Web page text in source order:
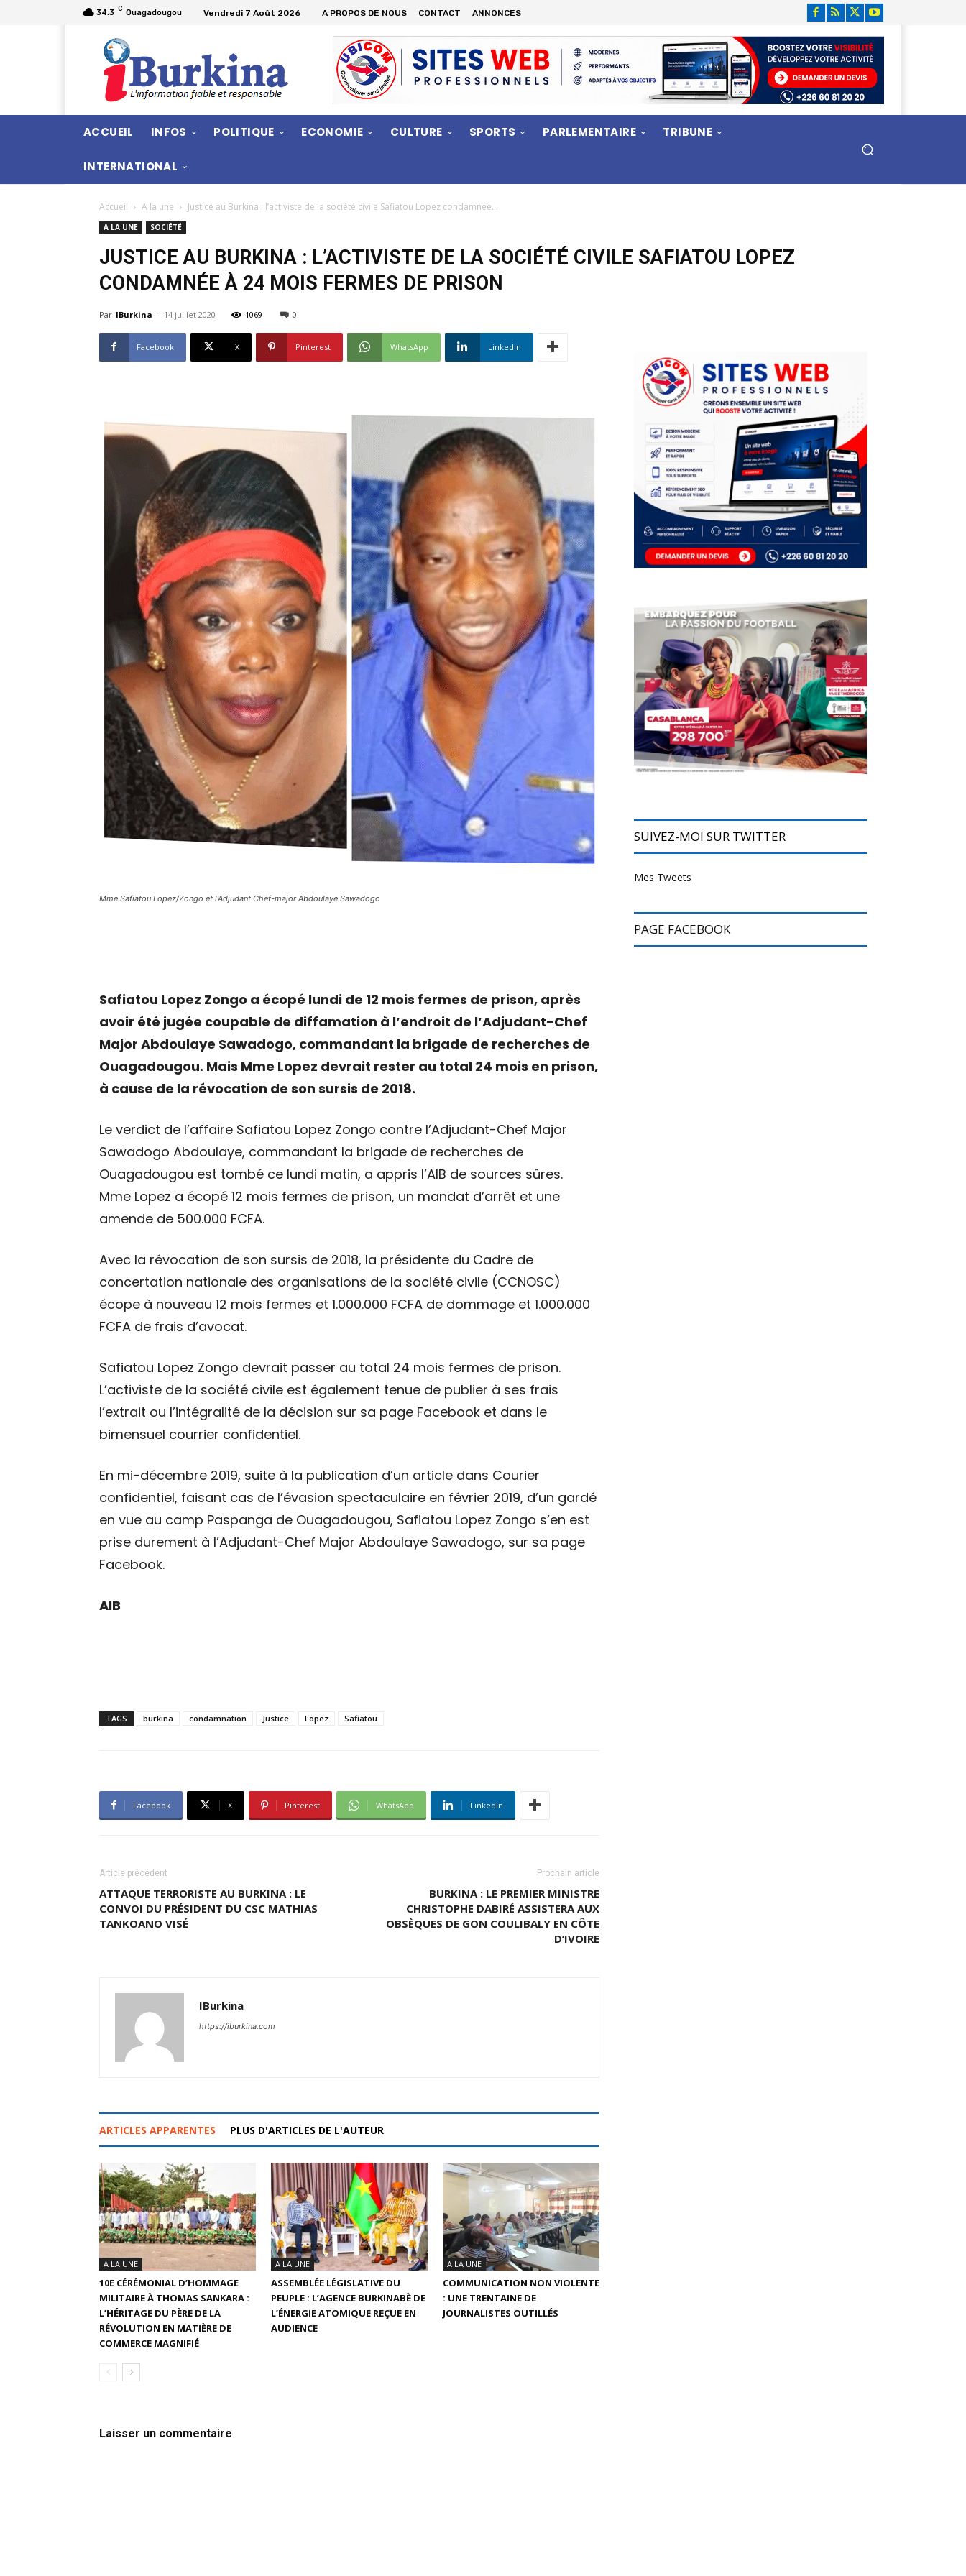
34.3 C Ouagadougou Vendredi 7 Août 2026 A PROPOS DE NOUS CONTACT ANNONCES
ACCUEIL INFOS POLITIQUE ECONOMIE CULTURE SPORTS PARLEMENTAIRE TRIBUNE
INTERNATIONAL
Accueil A la une Justice au Burkina : l’activiste de la société civile Safiatou Lopez condamnée...
A LA UNE SOCIÉTÉ
JUSTICE AU BURKINA : L’ACTIVISTE DE LA SOCIÉTÉ CIVILE SAFIATOU LOPEZ
CONDAMNÉE À 24 MOIS FERMES DE PRISON
Par IBurkina - 14 juillet 2020 1069 0
Facebook X Pinterest WhatsApp Linkedin
Mme Safiatou Lopez/Zongo et l'Adjudant Chef-major Abdoulaye Sawadogo
Safiatou Lopez Zongo a écopé lundi de 12 mois fermes de prison, après
avoir été jugée coupable de diffamation à l’endroit de l’Adjudant-Chef
Major Abdoulaye Sawadogo, commandant la brigade de recherches de
Ouagadougou. Mais Mme Lopez devrait rester au total 24 mois en prison,
à cause de la révocation de son sursis de 2018.
Le verdict de l’affaire Safiatou Lopez Zongo contre l’Adjudant-Chef Major
Sawadogo Abdoulaye, commandant la brigade de recherches de
Ouagadougou est tombé ce lundi matin, a appris l’AIB de sources sûres.
Mme Lopez a écopé 12 mois fermes de prison, un mandat d’arrêt et une
amende de 500.000 FCFA.
Avec la révocation de son sursis de 2018, la présidente du Cadre de
concertation nationale des organisations de la société civile (CCNOSC)
écope à nouveau 12 mois fermes et 1.000.000 FCFA de dommage et 1.000.000
FCFA de frais d’avocat.
Safiatou Lopez Zongo devrait passer au total 24 mois fermes de prison.
L’activiste de la société civile est également tenue de publier à ses frais
l’extrait ou l’intégralité de la décision sur sa page Facebook et dans le
bimensuel courrier confidentiel.
En mi-décembre 2019, suite à la publication d’un article dans Courier
confidentiel, faisant cas de l’évasion spectaculaire en février 2019, d’un gardé
en vue au camp Paspanga de Ouagadougou, Safiatou Lopez Zongo s’en est
prise durement à l’Adjudant-Chef Major Abdoulaye Sawadogo, sur sa page
Facebook.
AIB
TAGS burkina condamnation Justice Lopez Safiatou
Facebook X Pinterest WhatsApp Linkedin
Article précédent
ATTAQUE TERRORISTE AU BURKINA : LE
CONVOI DU PRÉSIDENT DU CSC MATHIAS
TANKOANO VISÉ
Prochain article
BURKINA : LE PREMIER MINISTRE
CHRISTOPHE DABIRÉ ASSISTERA AUX
OBSÈQUES DE GON COULIBALY EN CÔTE
D’IVOIRE
IBurkina
https://iburkina.com
ARTICLES APPARENTES PLUS D'ARTICLES DE L'AUTEUR
A LA UNE
10E CÉRÉMONIAL D’HOMMAGE
MILITAIRE À THOMAS SANKARA :
L’HÉRITAGE DU PÈRE DE LA
RÉVOLUTION EN MATIÈRE DE
COMMERCE MAGNIFIÉ
A LA UNE
ASSEMBLÉE LÉGISLATIVE DU
PEUPLE : L’AGENCE BURKINABÈ DE
L’ÉNERGIE ATOMIQUE REÇUE EN
AUDIENCE
A LA UNE
COMMUNICATION NON VIOLENTE
: UNE TRENTAINE DE
JOURNALISTES OUTILLÉS
Laisser un commentaire
SUIVEZ-MOI SUR TWITTER
Mes Tweets
PAGE FACEBOOK